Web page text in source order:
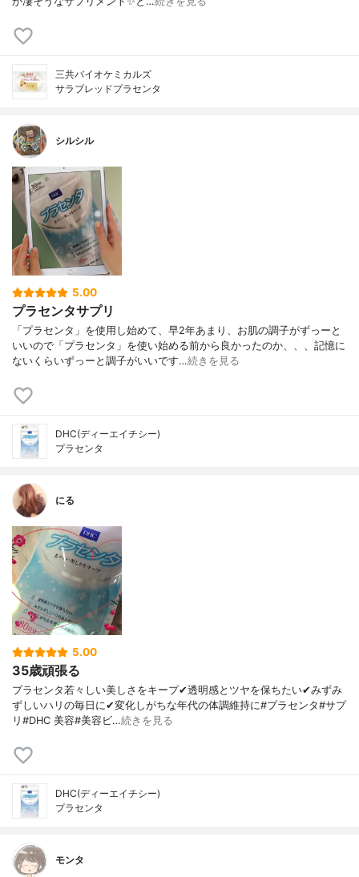
三共バイオケミカルズ
サラブレッドプラセンタ
シルシル
5.00
プラセンタサプリ
「プラセンタ」を使用し始めて、早2年あまり、お肌の調子がずっーと
いいので「プラセンタ」を使い始める前から良かったのか、、、記憶に
ないくらいずっーと調子がいいです…続きを見る
DHC(ディーエイチシー)
プラセンタ
にる
5.00
35歳頑張る
プラセンタ若々しい美しさをキープ✔︎透明感とツヤを保ちたい✔︎みずみ
ずしいハリの毎日に✔︎変化しがちな年代の体調維持に#プラセンタ#サプ
リ#DHC 美容#美容ビ…続きを見る
DHC(ディーエイチシー)
プラセンタ
モンタ